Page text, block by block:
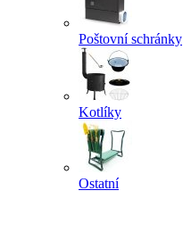
Poštovní schránky
Kotlíky
Ostatní